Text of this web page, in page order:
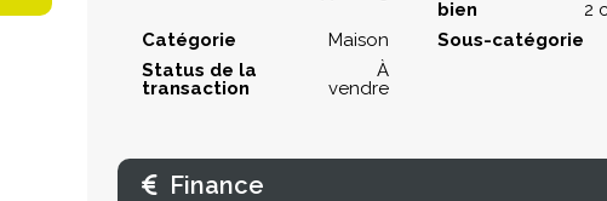
bien
2
Catégorie Maison Sous-catégorie
Status de la
transaction
À
vendre
Finance